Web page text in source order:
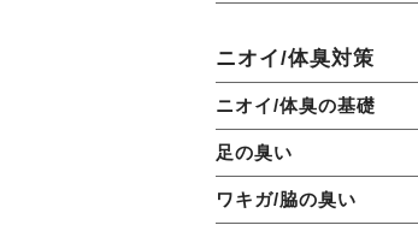
ニオイ/体臭対策
ニオイ/体臭の基礎
足の臭い
ワキガ/脇の臭い